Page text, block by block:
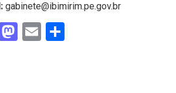
gabinete@ibimirim.pe.gov.br
Mastodon
Email